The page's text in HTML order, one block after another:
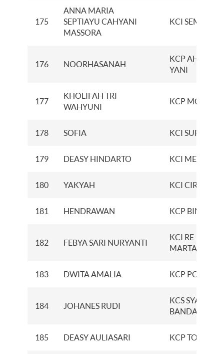
175
ANNA MARIA
SEPTIAYU CAHYANI
MASSORA
KCI
176 NOORHASANAH
KCP AHMAD
YANI
177
KHOLIFAH TRI
WAHYUNI
KCP
178 SOFIA KCI
179 DEASY HINDARTO KCI MEDAN
180 YAKYAH KCI CIREBON
181 HENDRAWAN KCP BINJAI
182 FEBYA SARI NURYANTI
KCI RE
183 DWITA AMALIA KCP POLYGON
184 JOHANES RUDI
KCS SYARIAH
BANDA ACEH
185 DEASY AULIASARI KCP TOMANG